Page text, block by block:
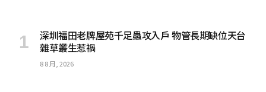
深圳福田老牌屋苑千足蟲攻入戶 物管長期缺位天台
雜草叢生惹禍
8 8 月, 2026